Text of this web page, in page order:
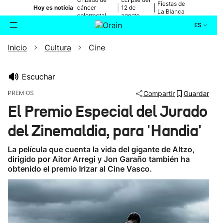
Hoy es noticia cáncer
colorrectal
12 de
agosto
Fiestas de
La Blanca
ES
Buscador Actualidad
Ikusmiran
Eguraldia
Inicio Cultura Cine
Escuchar
PREMIOS Compartir Guardar
El Premio Especial del Jurado
del Zinemaldia, para 'Handia'
La película que cuenta la vida del gigante de Altzo,
dirigido por Aitor Arregi y Jon Garaño también ha
obtenido el premio Irizar al Cine Vasco.